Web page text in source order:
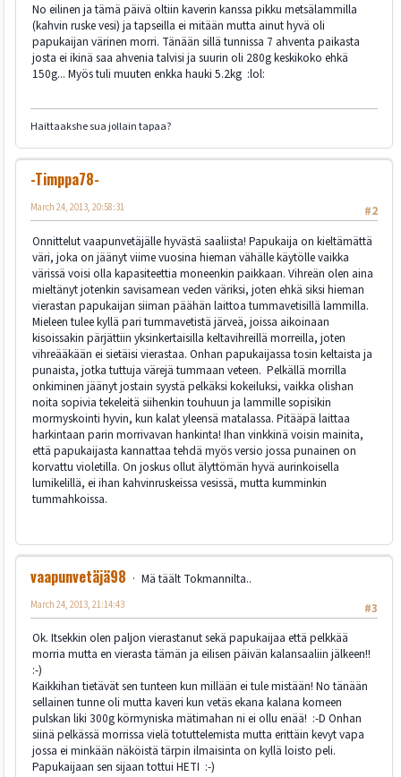
No eilinen ja tämä päivä oltiin kaverin kanssa pikku metsälammilla
(kahvin ruske vesi) ja tapseilla ei mitään mutta ainut hyvä oli
papukaijan värinen morri. Tänään sillä tunnissa 7 ahventa paikasta
josta ei ikinä saa ahvenia talvisi ja suurin oli 280g keskikoko ehkä
150g... Myös tuli muuten enkka hauki 5.2kg :lol:
Haittaakshe sua jollain tapaa?
-Timppa78-
#2
March 24, 2013, 20:58:31
Onnittelut vaapunvetäjälle hyvästä saaliista! Papukaija on kieltämättä
väri, joka on jäänyt viime vuosina hieman vähälle käytölle vaikka
värissä voisi olla kapasiteettia moneenkin paikkaan. Vihreän olen aina
mieltänyt jotenkin savisamean veden väriksi, joten ehkä siksi hieman
vierastan papukaijan siiman päähän laittoa tummavetisillä lammilla.
Mieleen tulee kyllä pari tummavetistä järveä, joissa aikoinaan
kisoissakin pärjättiin yksinkertaisilla keltavihreillä morreilla, joten
vihreääkään ei sietäisi vierastaa. Onhan papukaijassa tosin keltaista ja
punaista, jotka tuttuja värejä tummaan veteen. Pelkällä morrilla
onkiminen jäänyt jostain syystä pelkäksi kokeiluksi, vaikka olishan
noita sopivia tekeleitä siihenkin touhuun ja lammille sopisikin
mormyskointi hyvin, kun kalat yleensä matalassa. Pitääpä laittaa
harkintaan parin morrivavan hankinta! Ihan vinkkinä voisin mainita,
että papukaijasta kannattaa tehdä myös versio jossa punainen on
korvattu violetilla. On joskus ollut älyttömän hyvä aurinkoisella
lumikelillä, ei ihan kahvinruskeissa vesissä, mutta kumminkin
tummahkoissa.
vaapunvetäjä98
Mä täält Tokmannilta..
#3
March 24, 2013, 21:14:43
Ok. Itsekkin olen paljon vierastanut sekä papukaijaa että pelkkää
morria mutta en vierasta tämän ja eilisen päivän kalansaaliin jälkeen!!
:-)
Kaikkihan tietävät sen tunteen kun millään ei tule mistään! No tänään
sellainen tunne oli mutta kaveri kun vetäs ekana kalana komeen
pulskan liki 300g körmyniska mätimahan ni ei ollu enää! :-D Onhan
siinä pelkässä morrissa vielä totuttelemista mutta erittäin kevyt vapa
jossa ei minkään näköistä tärpin ilmaisinta on kyllä loisto peli.
Papukaijaan sen sijaan tottui HETI :-)